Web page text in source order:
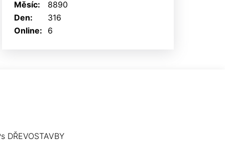
Online: 6
Měsíc:
8890
Den:
316
DŘEVOSTAVBY